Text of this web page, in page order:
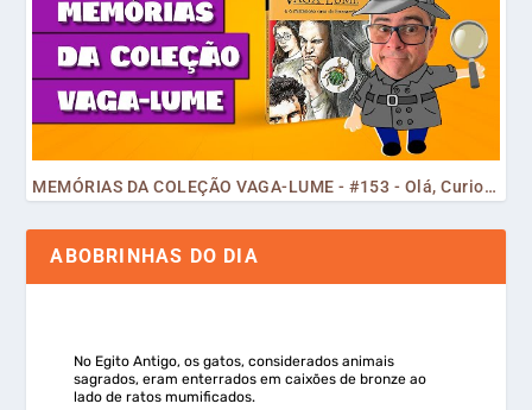
MEMÓRIAS DA COLEÇÃO VAGA-LUME - #153 - Olá, Curiosos! 2023
ABOBRINHAS DO DIA
No Egito Antigo, os gatos, considerados animais
sagrados, eram enterrados em caixões de bronze ao
lado de ratos mumificados.